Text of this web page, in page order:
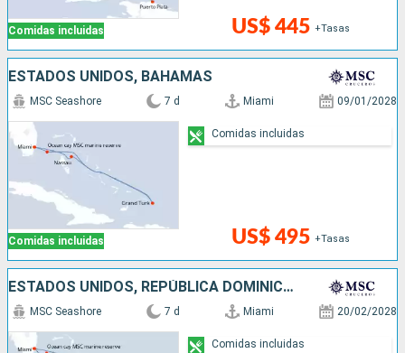
Comidas incluidas US$ 445 +Tasas
ESTADOS UNIDOS, BAHAMAS
Comidas incluidas
MSC Seashore 7 d Miami 09/01/2028
US$ 495 +Tasas
Comidas incluidas
ESTADOS UNIDOS, REPÚBLICA DOMINICANA, BAHAMAS
MSC Seashore 7 d Miami 20/02/2028
Comidas incluidas